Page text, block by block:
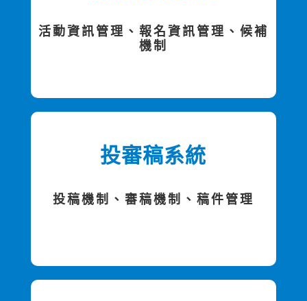
活動資訊管理、報名資訊管理、候補
機制
投審稿系統
投稿機制、審稿機制、稿件管理